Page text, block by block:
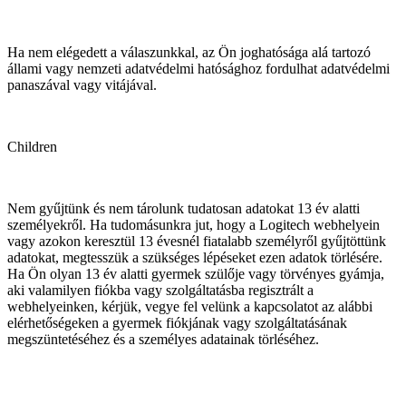
Ha nem elégedett a válaszunkkal, az Ön joghatósága alá tartozó
állami vagy nemzeti adatvédelmi hatósághoz fordulhat adatvédelmi
panaszával vagy vitájával.
Children
Nem gyűjtünk és nem tárolunk tudatosan adatokat 13 év alatti
személyekről. Ha tudomásunkra jut, hogy a Logitech webhelyein
vagy azokon keresztül 13 évesnél fiatalabb személyről gyűjtöttünk
adatokat, megtesszük a szükséges lépéseket ezen adatok törlésére.
Ha Ön olyan 13 év alatti gyermek szülője vagy törvényes gyámja,
aki valamilyen fiókba vagy szolgáltatásba regisztrált a
webhelyeinken, kérjük, vegye fel velünk a kapcsolatot az alábbi
elérhetőségeken a gyermek fiókjának vagy szolgáltatásának
megszüntetéséhez és a személyes adatainak törléséhez.